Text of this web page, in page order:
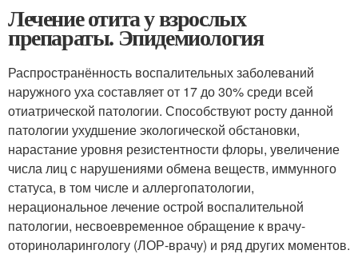
Лечение отита у взрослых
препараты. Эпидемиология
Распространённость воспалительных заболеваний
наружного уха составляет от 17 до 30% среди всей
отиатрической патологии. Способствуют росту данной
патологии ухудшение экологической обстановки,
нарастание уровня резистентности флоры, увеличение
числа лиц с нарушениями обмена веществ, иммунного
статуса, в том числе и аллергопатологии,
нерациональное лечение острой воспалительной
патологии, несвоевременное обращение к врачу-
оториноларингологу (ЛОР-врачу) и ряд других моментов.